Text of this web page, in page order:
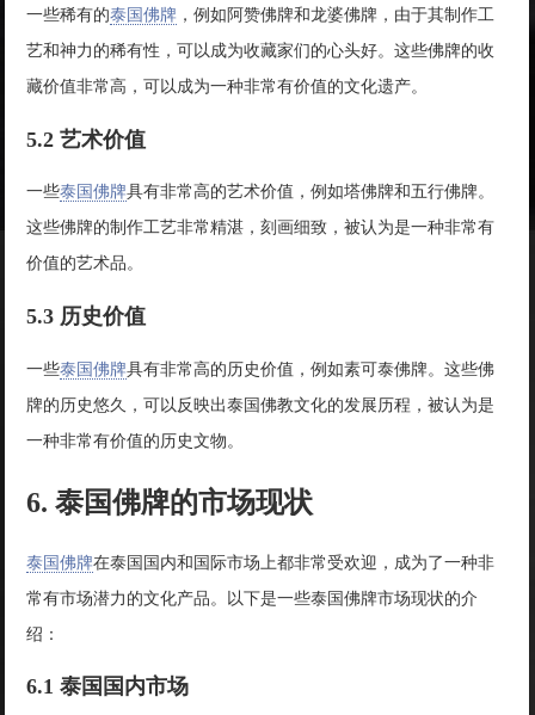
一些稀有的泰国佛牌 ，例如阿赞佛牌和龙婆佛牌，由于其制作工
艺和神力的稀有性，可以成为收藏家们的心头好。这些佛牌的收
藏价值非常高，可以成为一种非常有价值的文化遗产。
5.2 艺术价值
一些泰国佛牌具有非常高的艺术价值，例如塔佛牌和五行佛牌。
这些佛牌的制作工艺非常精湛，刻画细致，被认为是一种非常有
价值的艺术品。
5.3 历史价值
一些泰国佛牌具有非常高的历史价值，例如素可泰佛牌。这些佛
牌的历史悠久，可以反映出泰国佛教文化的发展历程，被认为是
一种非常有价值的历史文物。
6. 泰国佛牌的市场现状
泰国佛牌在泰国国内和国际市场上都非常受欢迎，成为了一种非
常有市场潜力的文化产品。以下是一些泰国佛牌市场现状的介
绍：
6.1 泰国国内市场